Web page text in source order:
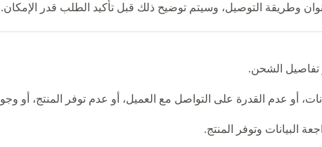
وطريقة التوصيل، وسيتم توضيح ذلك قبل تأكيد الطلب قدر الإمكان.
تفاصيل الشحن.
أو عدم القدرة على التواصل مع العميل، أو عدم توفر المنتج،
البيانات وتوفر المنتج.